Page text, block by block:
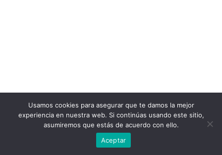
Usamos cookies para asegurar que te damos la mejor
experiencia en nuestra web. Si continúas usando este sitio,
asumiremos que estás de acuerdo con ello.
Aceptar